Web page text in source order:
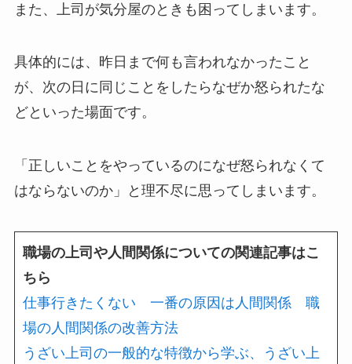
また、上司が気分屋のときも困ってしまいます。
具体的には、昨日まで何も言われなかったこと
が、次の日に同じことをしたらなぜか怒られたな
どといった場面です。
「正しいことをやっているのになぜ怒られなくて
はならないのか」と理不尽に思ってしまいます。
職場の上司や人間関係についての関連記事はこ
ちら
仕事行きたくない 一番の原因は人間関係 職
場の人間関係の改善方法
うざい上司の一般的な特徴から学ぶ、うざい上